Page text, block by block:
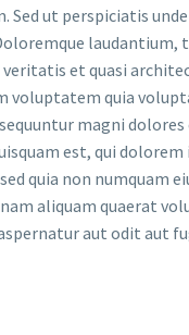
ut perspiciatis
laudantium,
et quasi
voluptatem quia
magni dolores
est, qui dolorem
quia non numquam
aliquam quaerat
aut odit aut